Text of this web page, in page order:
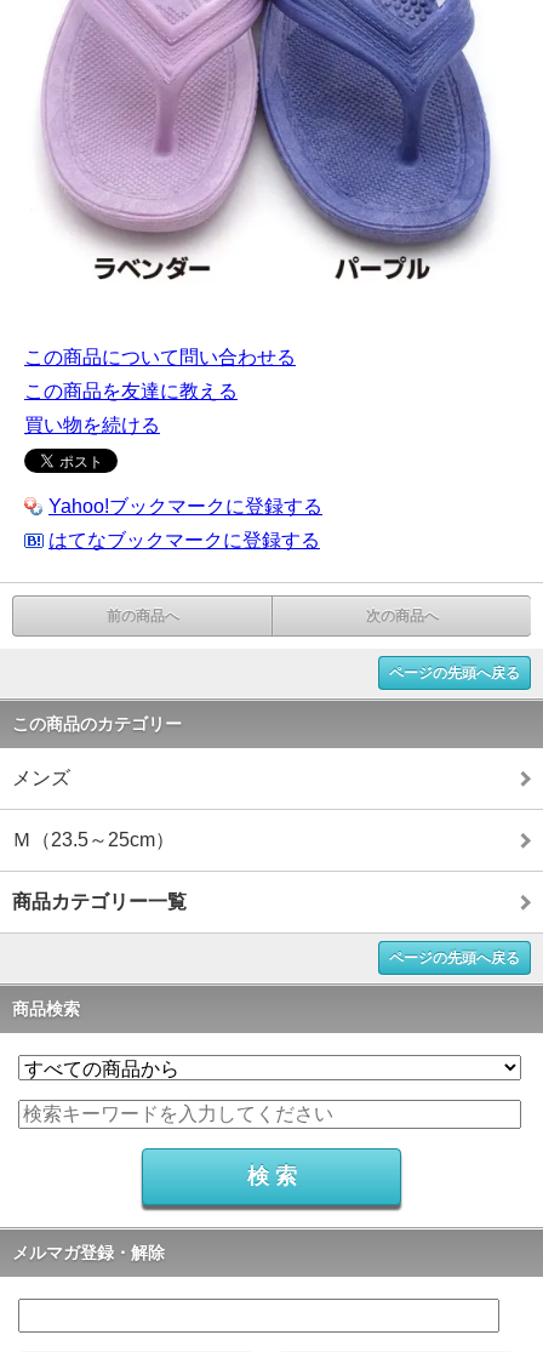
この商品について問い合わせる
この商品を友達に教える
買い物を続ける
Yahoo!ブックマークに登録する
はてなブックマークに登録する
前の商品へ 次の商品へ
ページの先頭へ戻る
この商品のカテゴリー
メンズ
Ｍ（23.5～25cm）
商品カテゴリー一覧
ページの先頭へ戻る
商品検索
メルマガ登録・解除